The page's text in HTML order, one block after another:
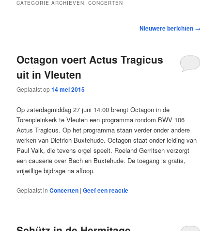
CATEGORIE ARCHIEVEN:CONCERTEN
Nieuwere berichten →
Octagon voert Actus Tragicus
uit in Vleuten
Geplaatst op14 mei 2015
Op zaterdagmiddag 27 juni 14:00 brengt Octagon in de
Torenpleinkerk te Vleuten een programma rondom BWV 106
Actus Tragicus. Op het programma staan verder onder andere
werken van Dietrich Buxtehude. Octagon staat onder leiding van
Paul Valk, die tevens orgel speelt. Roeland Gerritsen verzorgt
een causerie over Bach en Buxtehude. De toegang is gratis,
vrijwillige bijdrage na afloop.
Geplaatst in Concerten |Geef een reactie